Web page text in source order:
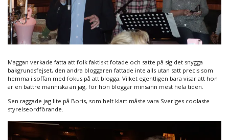
Maggan verkade fatta att folk faktiskt fotade och satte på sig det snygga
bakgrundsfejset, den andra bloggaren fattade inte alls utan satt precis som
hemma i soffan med fokus på att blogga. Vilket egentligen bara visar att hon
är en bättre människa än jag, för hon bloggar minsann mest hela tiden.
Sen raggade jag lite på Boris, som helt klart måste vara Sveriges coolaste
styrelseordförande.